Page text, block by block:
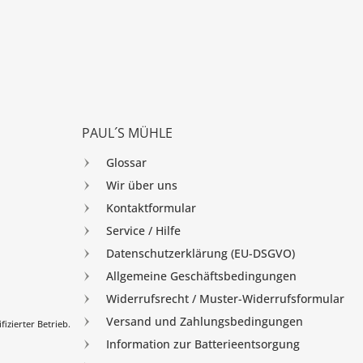
Betrieb.
PAUL´S MÜHLE
Glossar
Wir über uns
Kontaktformular
Service / Hilfe
Datenschutzerklärung (EU-DSGVO)
Allgemeine Geschäftsbedingungen
Widerrufsrecht / Muster-Widerrufsformular
Versand und Zahlungsbedingungen
Information zur Batterieentsorgung